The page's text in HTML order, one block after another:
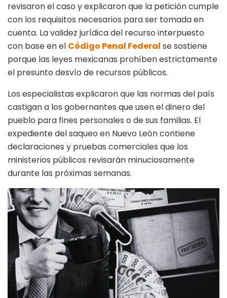
revisaron el caso y explicaron que la petición cumple
con los requisitos necesarios para ser tomada en
cuenta. La validez jurídica del recurso interpuesto
con base en el Código Penal Federal se sostiene
porque las leyes mexicanas prohíben estrictamente
el presunto desvío de recursos públicos.
Los especialistas explicaron que las normas del país
castigan a los gobernantes que usen el dinero del
pueblo para fines personales o de sus familias. El
expediente del saqueo en Nuevo León contiene
declaraciones y pruebas comerciales que los
ministerios públicos revisarán minuciosamente
durante las próximas semanas.